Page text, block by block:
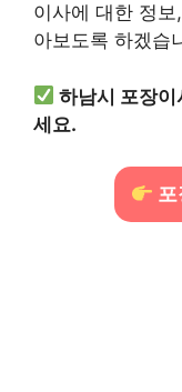
이사에 대한 정
아보도록 하겠습
하남시 포장
세요.
포